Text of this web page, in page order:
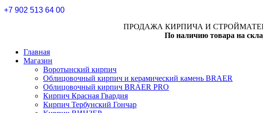
+7 902 513 64 00
ПРОДАЖА КИРПИЧА И
По наличию товара на
Главная
Магазин
Воротынский кирпич
Облицовочный кирпич и керамический камень BRAER
Облицовочный кирпич BRAER PRO
Кирпич Красная Гвардия
Кирпич Тербунский Гончар